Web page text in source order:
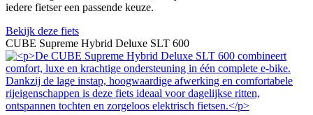
iedere fietser een passende keuze.
Bekijk deze fiets
CUBE Supreme Hybrid Deluxe SLT 600